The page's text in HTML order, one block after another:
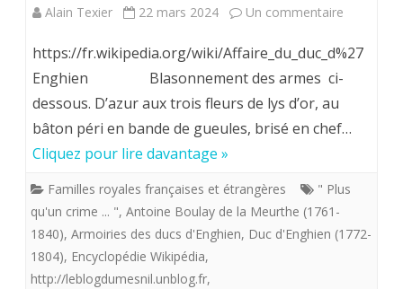
Alain Texier 22 mars 2024 Un commentaire
le
1804
https://fr.wikipedia.org/wiki/Affaire_du_duc_d%27
Enghien Blasonnement des armes ci-
dessous. D’azur aux trois fleurs de lys d’or, au
bâton péri en bande de gueules, brisé en chef…
Cliquez pour lire davantage »
Familles royales françaises et étrangères
" Plus
qu'un crime ... ", Antoine Boulay de la Meurthe (1761-
1840), Armoiries des ducs d'Enghien, Duc d'Enghien (1772-
1804), Encyclopédie Wikipédia,
http://leblogdumesnil.unblog.fr,